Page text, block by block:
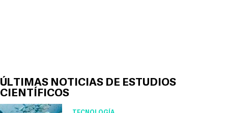
ÚLTIMAS NOTICIAS DE ESTUDIOS
CIENTÍFICOS